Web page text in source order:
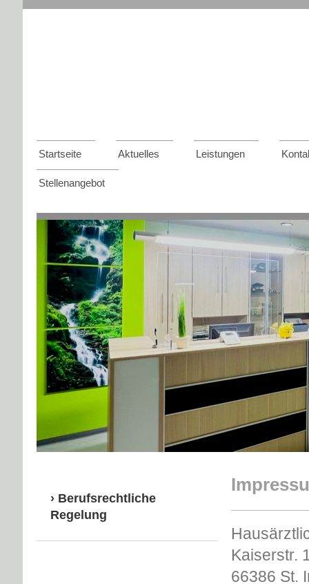
Startseite Aktuelles Leistungen
Stellenangebot
Kaiserstr.
66386 St.
Berufsrechtliche
Regelung